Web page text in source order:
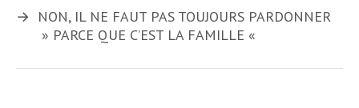
→ NON, IL NE FAUT PAS TOUJOURS PARDONNER
» PARCE QUE C’EST LA FAMILLE «